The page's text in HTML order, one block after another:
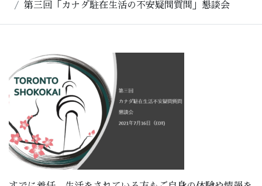
第三回「カナダ駐在生活の不安疑問質問」懇談会